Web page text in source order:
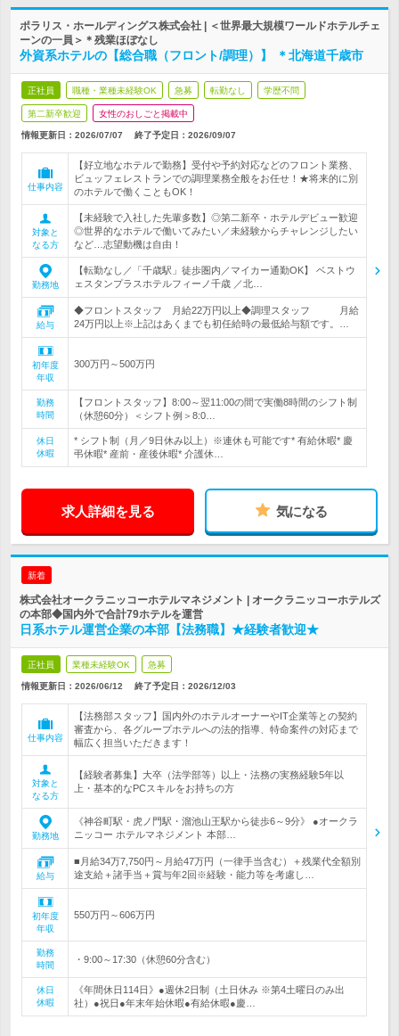
ポラリス・ホールディングス株式会社 | ＜世界最大規模ワールドホテルチェ
ーンの一員＞＊残業ほぼなし
外資系ホテルの【総合職（フロント/調理）】 ＊北海道千歳市
正社員 職種・業種未経験OK 急募 転勤なし 学歴不問
第二新卒歓迎 女性のおしごと掲載中
情報更新日：2026/07/07 終了予定日： 2026/09/07
仕事内容
【好立地なホテルで勤務】受付や予約対応などのフロント業務、
ビュッフェレストランでの調理業務全般をお任せ！★将来的に別
のホテルで働くこともOK！
対象と
なる方
【未経験で入社した先輩多数】◎第二新卒・ホテルデビュー歓迎
◎世界的なホテルで働いてみたい／未経験からチャレンジしたい
など…志望動機は自由！
勤務地
【転勤なし／「千歳駅」徒歩圏内／マイカー通勤OK】 ベストウ
ェスタンプラスホテルフィーノ千歳 ／北…
給与
◆フロントスタッフ 月給22万円以上◆調理スタッフ 月給
24万円以上※上記はあくまでも初任給時の最低給与額です。…
初年度
年収
300万円～500万円
勤務
時間
【フロントスタッフ】8:00～翌11:00の間で実働8時間のシフト制
（休憩60分）＜シフト例＞8:0…
休日
休暇
* シフト制（月／9日休み以上）※連休も可能です* 有給休暇* 慶
弔休暇* 産前・産後休暇* 介護休…
求人詳細を見る 気になる
新着
株式会社オークラニッコーホテルマネジメント | オークラニッコーホテルズ
の本部◆国内外で合計79ホテルを運営
日系ホテル運営企業の本部【法務職】★経験者歓迎★
正社員 業種未経験OK 急募
情報更新日：2026/06/12 終了予定日： 2026/12/03
仕事内容
【法務部スタッフ】国内外のホテルオーナーやIT企業等との契約
審査から、各グループホテルへの法的指導、特命案件の対応まで
幅広く担当いただきます！
対象と
なる方
【経験者募集】大卒（法学部等）以上・法務の実務経験5年以
上・基本的なPCスキルをお持ちの方
勤務地
《神谷町駅・虎ノ門駅・溜池山王駅から徒歩6～9分》 ●オークラ
ニッコー ホテルマネジメント 本部…
給与
■月給34万7,750円～月給47万円（一律手当含む）＋残業代全額別
途支給＋諸手当＋賞与年2回※経験・能力等を考慮し…
初年度
年収
550万円～606万円
勤務
時間
・9:00～17:30（休憩60分含む）
休日
休暇
《年間休日114日》●週休2日制（土日休み ※第4土曜日のみ出
社）●祝日●年末年始休暇●有給休暇●慶…